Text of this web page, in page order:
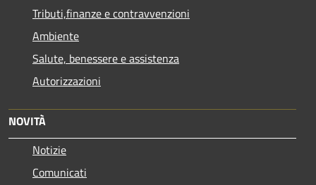
Tributi,finanze e contravvenzioni
Ambiente
Salute, benessere e assistenza
Autorizzazioni
NOVITÀ
Notizie
Comunicati